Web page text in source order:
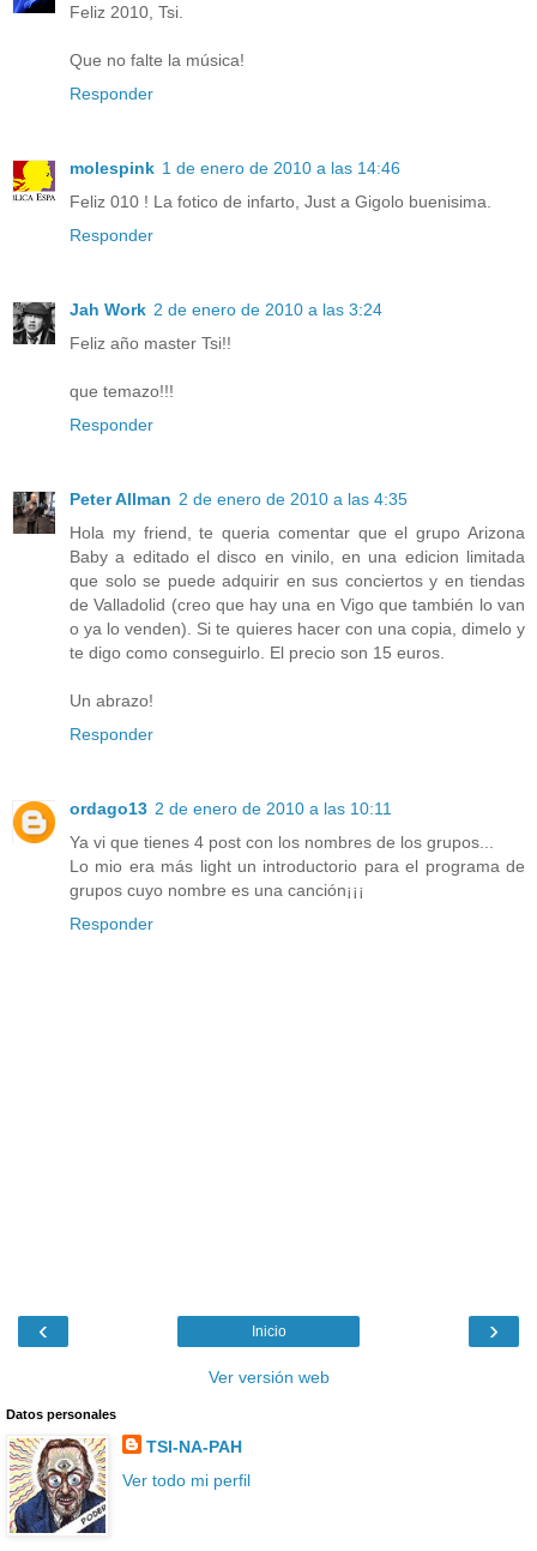
Feliz 2010, Tsi.
Que no falte la música!
Responder
molespink 1 de enero de 2010 a las 14:46
Feliz 010 ! La fotico de infarto, Just a Gigolo buenisima.
Responder
Jah Work 2 de enero de 2010 a las 3:24
Feliz año master Tsi!!
que temazo!!!
Responder
Peter Allman 2 de enero de 2010 a las 4:35
Hola my friend, te queria comentar que el grupo Arizona
Baby a editado el disco en vinilo, en una edicion limitada
que solo se puede adquirir en sus conciertos y en tiendas
de Valladolid (creo que hay una en Vigo que también lo van
o ya lo venden). Si te quieres hacer con una copia, dimelo y
te digo como conseguirlo. El precio son 15 euros.
Un abrazo!
Responder
ordago13 2 de enero de 2010 a las 10:11
Ya vi que tienes 4 post con los nombres de los grupos...
Lo mio era más light un introductorio para el programa de
grupos cuyo nombre es una canción¡¡¡
Responder
‹ ›
Inicio
Ver versión web
Datos personales
TSI-NA-PAH
Ver todo mi perfil